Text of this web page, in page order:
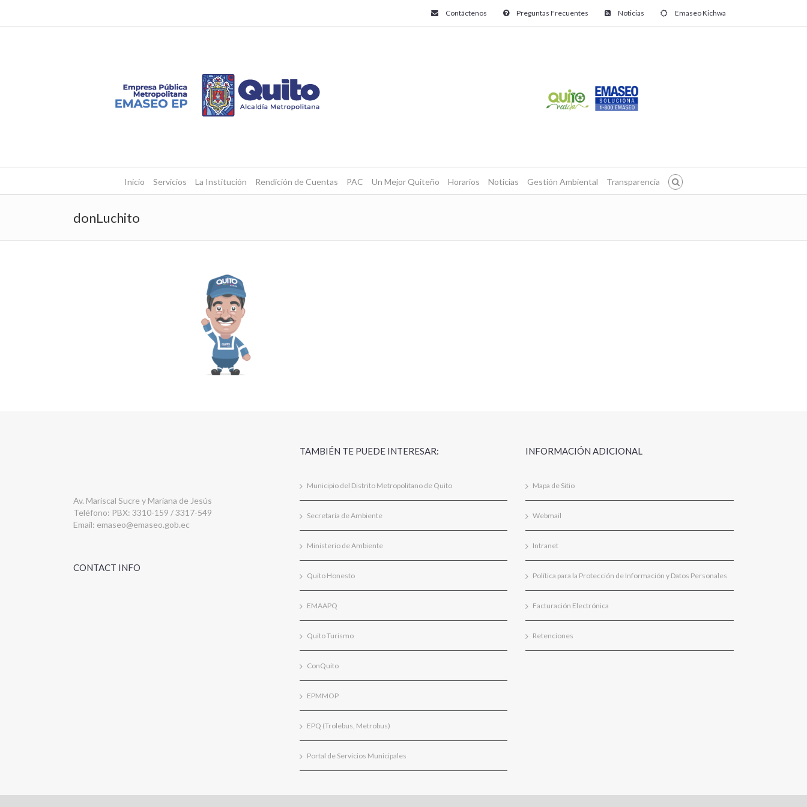
Contáctenos Preguntas Frecuentes Noticias Emaseo Kichwa
Inicio Servicios La Institución Rendición de Cuentas PAC Un Mejor Quiteño Horarios Noticias Gestión Ambiental Transparencia
donLuchito
Av. Mariscal Sucre y Mariana de Jesús
Teléfono: PBX: 3310-159 / 3317-549
Email: emaseo@emaseo.gob.ec
CONTACT INFO
TAMBIÉN TE PUEDE INTERESAR:
Municipio del Distrito Metropolitano de Quito
Secretaría de Ambiente
Ministerio de Ambiente
Quito Honesto
EMAAPQ
Quito Turismo
ConQuito
EPMMOP
EPQ (Trolebus, Metrobus)
Portal de Servicios Municipales
INFORMACIÓN ADICIONAL
Mapa de Sitio
Webmail
Intranet
Política para la Protección de Información y Datos Personales
Facturación Electrónica
Retenciones